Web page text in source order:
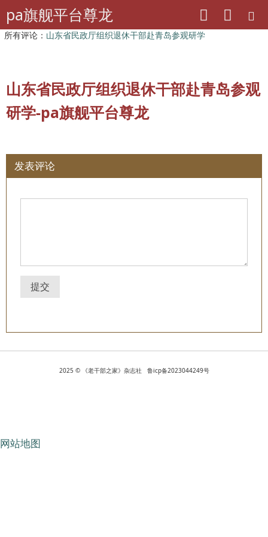
pa旗舰平台尊龙
pa旗舰平台尊龙
山东老干部工作
所有评论： 山东省民政厅组织退休干部赴青岛参观研学
山东省民政厅组织退休干部赴青岛参观
研学-pa旗舰平台尊龙
发表评论
提交
2025 © 《老干部之家》杂志社 鲁icp备2023044249号
网站地图